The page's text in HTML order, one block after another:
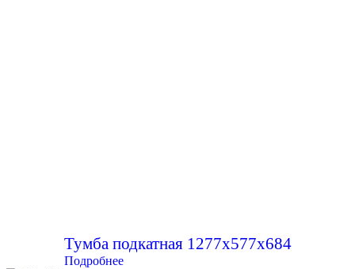
Тумба подкатная 1277х577х684
Подробнее